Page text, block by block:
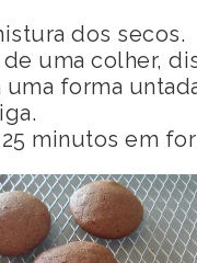
dos secos.
uma colher,
uma forma
minutos em